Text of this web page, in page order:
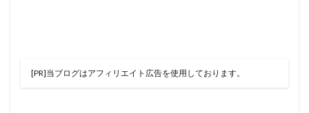
[PR]当ブログはアフィリエイト広告を使用しております。